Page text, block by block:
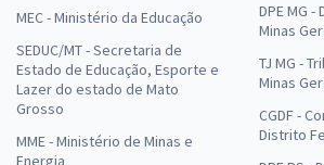
MEC - Ministério da Educação
SEDUC/MT - Secretaria de
Estado de Educação, Esporte e
Lazer do estado de Mato
Grosso
MME - Ministério de Minas e
Energia
DPE MG
Minas
TJ MG -
Minas
CGDF -
Distrito